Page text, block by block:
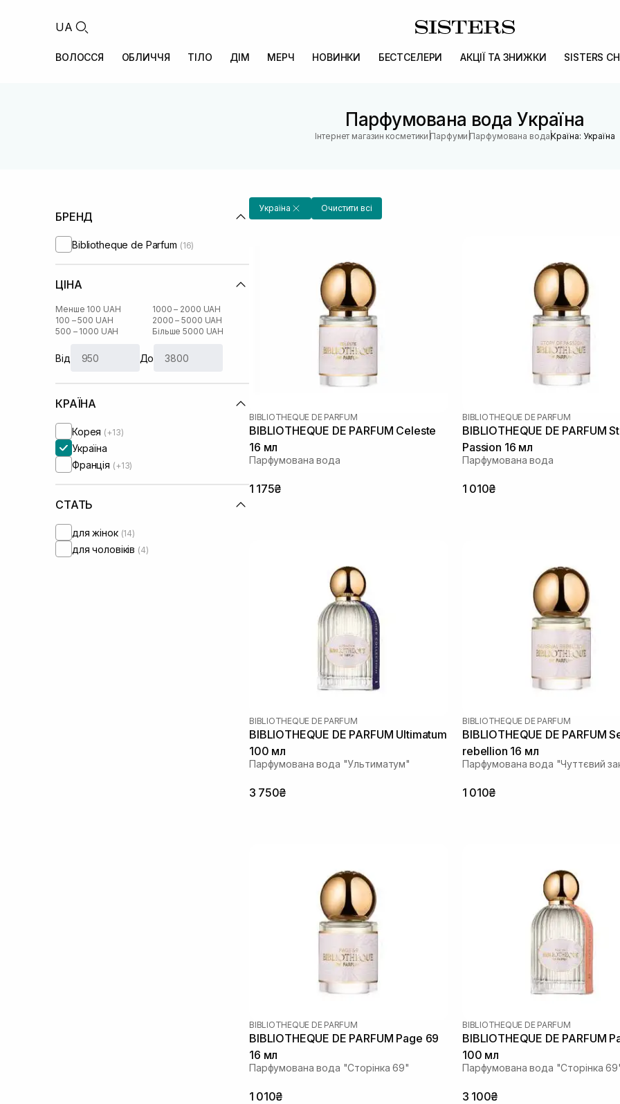
UA
ВОЛОССЯ ОБЛИЧЧЯ ТІЛО ДІМ МЕРЧ НОВИНКИ БЕСТСЕЛЕРИ АКЦІЇ ТА ЗНИЖКИ SISTERS
Парфумована вода Україна
Інтернет магазин косметики |Парфуми |Парфумована вода |Країна: Україна
БРЕНД
Bibliotheque de Parfum (16)
ЦІНА
Менше 100 UAH
100 – 500 UAH
500 – 1000 UAH
1000 – 2000 UAH
2000 – 5000 UAH
Більше 5000 UAH
Від До
КРАЇНА
Корея (+13)
Україна
Франція (+13)
СТАТЬ
для жінок (14)
для чоловіків (4)
Україна Очистити всі
BIBLIOTHEQUE DE PARFUM
BIBLIOTHEQUE DE PARFUM Celeste
16 мл
Парфумована вода
1 175₴
BIBLIOTHEQUE DE PARFUM
BIBLIOTHEQUE DE PARFUM
Passion 16 мл
Парфумована вода
1 010₴
BIBLIOTHEQUE DE PARFUM
BIBLIOTHEQUE DE PARFUM Ultimatum
100 мл
Парфумована вода "Ультиматум"
3 750₴
BIBLIOTHEQUE DE PARFUM
BIBLIOTHEQUE DE PARFUM
rebellion 16 мл
Парфумована вода "Чуттєвий
1 010₴
BIBLIOTHEQUE DE PARFUM
BIBLIOTHEQUE DE PARFUM Page 69
16 мл
Парфумована вода "Сторінка 69"
1 010₴
BIBLIOTHEQUE DE PARFUM
BIBLIOTHEQUE DE PARFUM
100 мл
Парфумована вода "Сторінка
3 100₴